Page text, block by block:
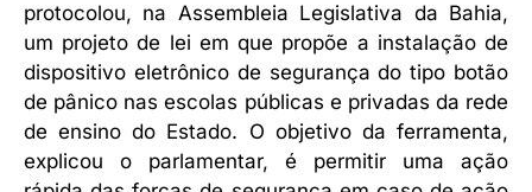
protocolou, na Assembleia Legislativa da Bahia,
um projeto de lei em que propõe a instalação de
dispositivo eletrônico de segurança do tipo botão
de pânico nas escolas públicas e privadas da rede
de ensino do Estado. O objetivo da ferramenta,
explicou o parlamentar, é permitir uma ação